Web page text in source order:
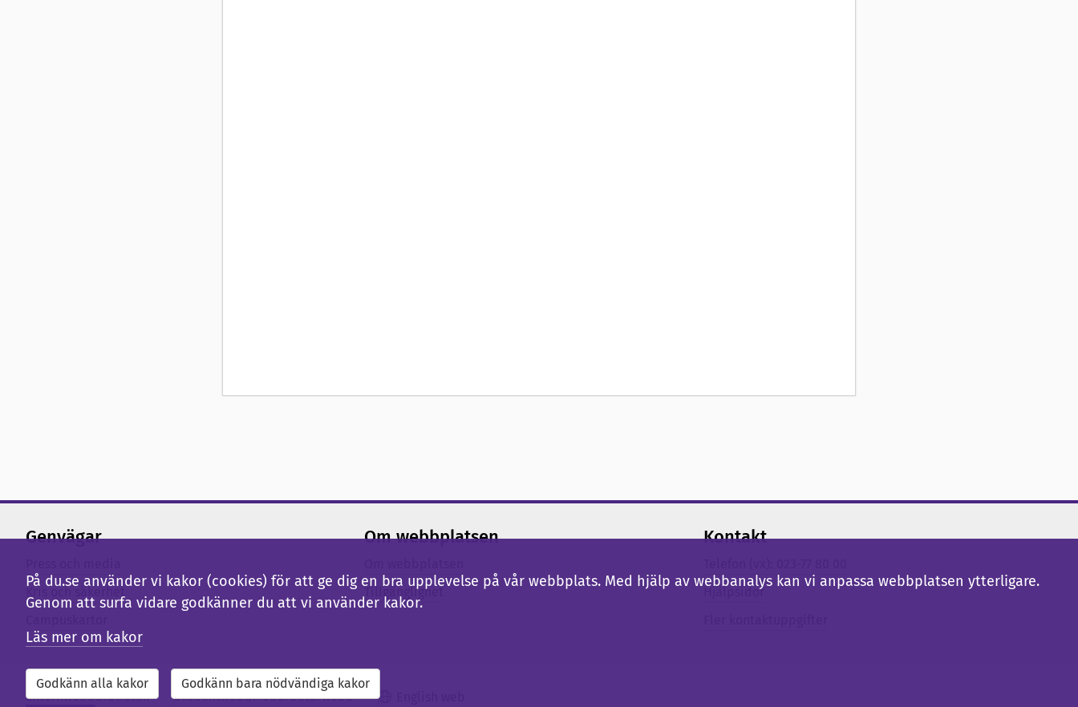
Genvägar Om webbplatsen
Tillgänglighet
Kontakt
Hjälpsidor
ExternwebbBibliotek StudentwebbMedarbetarwebb
På du.se använder vi kakor (cookies) för att ge dig en bra upplevelse på vår webbplats. Med hjälp av webbanalys kan vi anpassa webbplatsen ytterligare.
Genom att surfa vidare godkänner du att vi använder kakor.
Läs mer om kakor
Godkänn alla kakor Godkänn bara nödvändiga kakor